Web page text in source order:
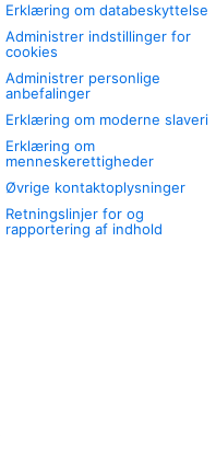
Erklæring om databeskyttelse
Administrer indstillinger for
cookies
Administrer personlige
anbefalinger
Erklæring om moderne slaveri
Erklæring om
menneskerettigheder
Øvrige kontaktoplysninger
Retningslinjer for og
rapportering af indhold